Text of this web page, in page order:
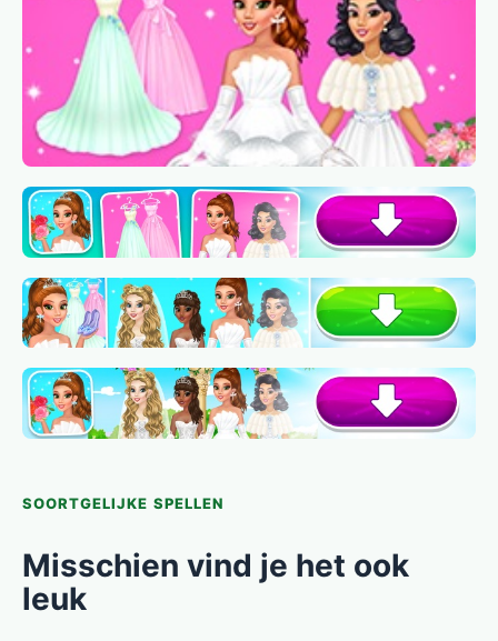
SOORTGELIJKE SPELLEN
Misschien vind je het ook
leuk